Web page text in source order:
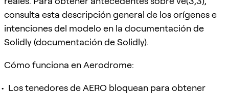
consulta esta descripción general de los orígenes e
intenciones del modelo en la documentación de
Solidly (documentación de Solidly).
Cómo funciona en Aerodrome:
Los tenedores de AERO bloquean para obtener